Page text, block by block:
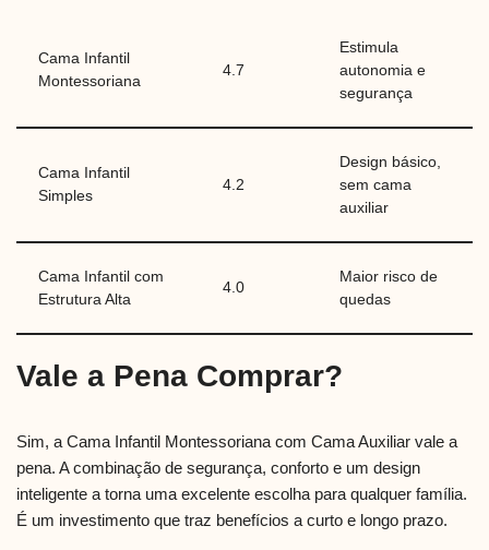
Cama Infantil
Montessoriana
4.7
Estimula
autonomia e
segurança
Cama Infantil
Simples
4.2
Design básico,
sem cama
auxiliar
Cama Infantil com
Estrutura Alta
4.0
Maior risco de
quedas
Vale a Pena Comprar?
Sim, a Cama Infantil Montessoriana com Cama Auxiliar vale a
pena. A combinação de segurança, conforto e um design
inteligente a torna uma excelente escolha para qualquer família.
É um investimento que traz benefícios a curto e longo prazo.